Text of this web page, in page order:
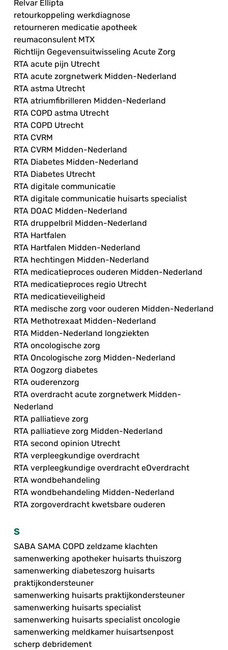
Relvar Ellipta
retourkoppeling werkdiagnose
retourneren medicatie apotheek
reumaconsulent MTX
Richtlijn Gegevensuitwisseling Acute Zorg
RTA acute pijn Utrecht
RTA acute zorgnetwerk Midden-Nederland
RTA astma Utrecht
RTA atriumfibrilleren Midden-Nederland
RTA COPD astma Utrecht
RTA COPD Utrecht
RTA CVRM
RTA CVRM Midden-Nederland
RTA Diabetes Midden-Nederland
RTA Diabetes Utrecht
RTA digitale communicatie
RTA digitale communicatie huisarts specialist
RTA DOAC Midden-Nederland
RTA druppelbril Midden-Nederland
RTA Hartfalen
RTA Hartfalen Midden-Nederland
RTA hechtingen Midden-Nederland
RTA medicatieproces ouderen Midden-Nederland
RTA medicatieproces regio Utrecht
RTA medicatieveiligheid
RTA medische zorg voor ouderen Midden-Nederland
RTA Methotrexaat Midden-Nederland
RTA Midden-Nederland longziekten
RTA oncologische zorg
RTA Oncologische zorg Midden-Nederland
RTA Oogzorg diabetes
RTA ouderenzorg
RTA overdracht acute zorgnetwerk Midden-
Nederland
RTA palliatieve zorg
RTA palliatieve zorg Midden-Nederland
RTA second opinion Utrecht
RTA verpleegkundige overdracht
RTA verpleegkundige overdracht eOverdracht
RTA wondbehandeling
RTA wondbehandeling Midden-Nederland
RTA zorgoverdracht kwetsbare ouderen
S
SABA SAMA COPD zeldzame klachten
samenwerking apotheker huisarts thuiszorg
samenwerking diabeteszorg huisarts
praktijkondersteuner
samenwerking huisarts praktijkondersteuner
samenwerking huisarts specialist
samenwerking huisarts specialist oncologie
samenwerking meldkamer huisartsenpost
scherp debridement